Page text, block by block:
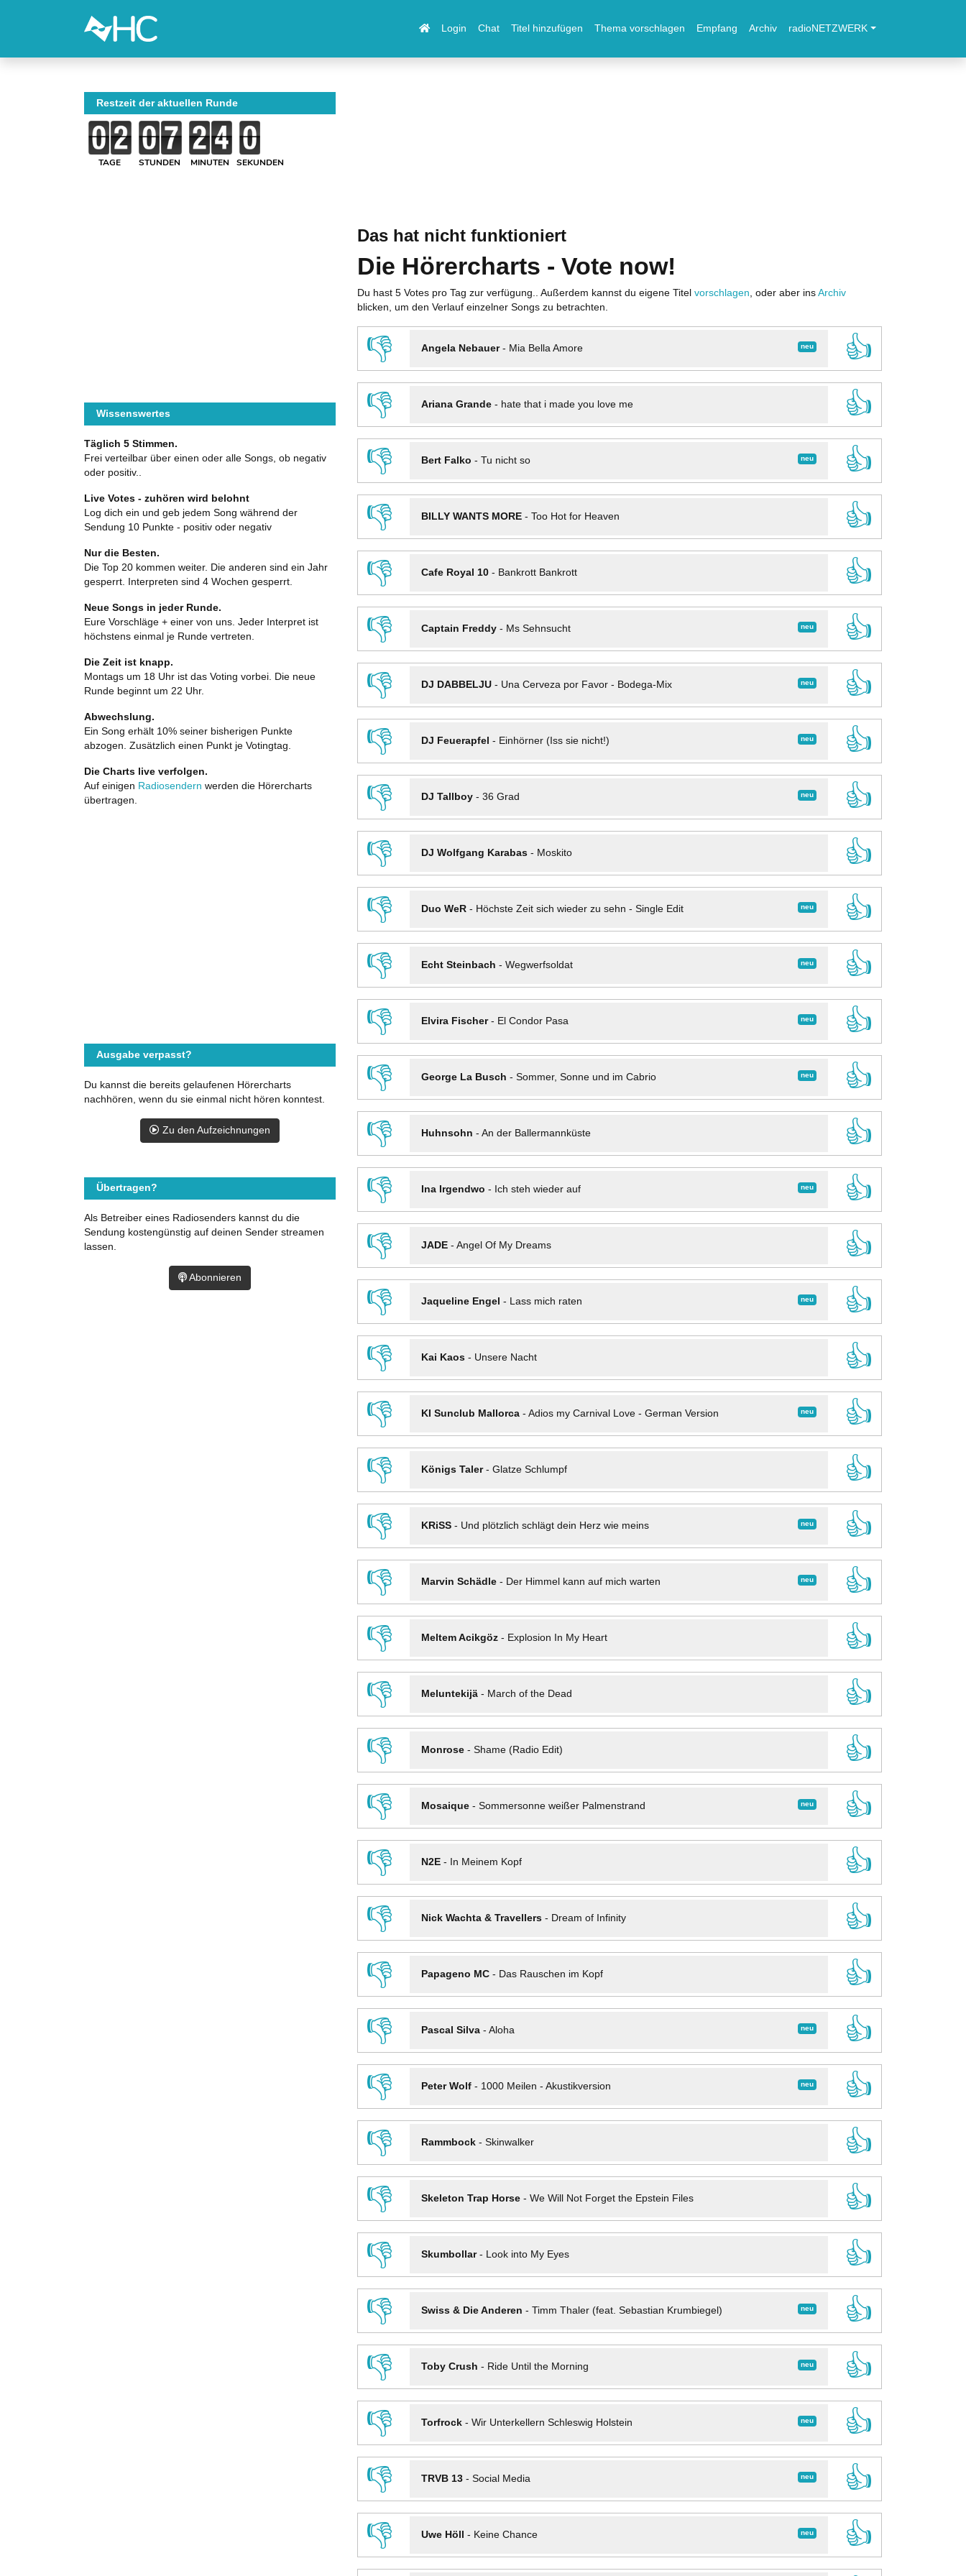
Login Chat Titel hinzufügen Thema vorschlagen Empfang Archiv radioNETZWERK
Das hat nicht funktioniert
Die Hörercharts - Vote now!
Du hast 5 Votes pro Tag zur verfügung.. Außerdem kannst du eigene Titel vorschlagen , oder aber ins Archiv
blicken, um den Verlauf einzelner Songs zu betrachten.
👎 neu
Angela Nebauer- Mia Bella Amore
👍
👎
Ariana Grande- hate that i made you love me
👍
👎
neu
Bert Falko - Tu nicht so
👍
👎
BILLY WANTS MORE- Too Hot for Heaven
👍
👎
Cafe Royal 10- Bankrott Bankrott
👍
👎
neu
Captain Freddy- Ms Sehnsucht
👍
👎
neu
DJ DABBELJU- Una Cerveza por Favor - Bodega-Mix
👍
👎
neu
DJ Feuerapfel - Einhörner (Iss sie nicht!)
👍
👎
neu
DJ Tallboy- 36 Grad
👍
👎
DJ Wolfgang Karabas- Moskito
👍
👎
neu
Duo WeR- Höchste Zeit sich wieder zu sehn - Single Edit
👍
👎
neu
Echt Steinbach - Wegwerfsoldat
👍
👎
neu
Elvira Fischer- El Condor Pasa
👍
👎
neu
George La Busch - Sommer, Sonne und im Cabrio
👍
👎
Huhnsohn - An der Ballermannküste
👍
👎
neu
Ina Irgendwo - Ich steh wieder auf
👍
👎
JADE- Angel Of My Dreams
👍
👎
neu
Jaqueline Engel - Lass mich raten
👍
👎
Kai Kaos- Unsere Nacht
👍
👎
neu
KI Sunclub Mallorca- Adios my Carnival Love - German Version
👍
👎
Königs Taler- Glatze Schlumpf
👍
👎
neu
KRiSS- Und plötzlich schlägt dein Herz wie meins
👍
👎
neu
Marvin Schädle- Der Himmel kann auf mich warten
👍
👎
Meltem Acikgöz- Explosion In My Heart
👍
👎
Meluntekijä- March of the Dead
👍
👎
Monrose- Shame (Radio Edit)
👍
👎
neu
Mosaique- Sommersonne weißer Palmenstrand
👍
👎
N2E- In Meinem Kopf
👍
👎
Nick Wachta & Travellers- Dream of Infinity
👍
👎
Papageno MC- Das Rauschen im Kopf
👍
👎
neu
Pascal Silva- Aloha
👍
👎
neu
Peter Wolf- 1000 Meilen - Akustikversion
👍
👎
Rammbock- Skinwalker
👍
👎
Skeleton Trap Horse- We Will Not Forget the Epstein Files
👍
👎
Skumbollar- Look into My Eyes
👍
👎
neu
Swiss & Die Anderen - Timm Thaler (feat. Sebastian Krumbiegel)
👍
👎
neu
Toby Crush - Ride Until the Morning
👍
👎
neu
Torfrock- Wir Unterkellern Schleswig Holstein
👍
👎
neu
TRVB 13- Social Media
👍
👎
neu
Uwe Höll - Keine Chance
👍
Restzeit der aktuellen Runde
TAGE STUNDEN MINUTEN SEKUNDEN
Wissenswertes
Täglich 5 Stimmen.
Frei verteilbar über einen oder alle Songs, ob negativ
oder positiv..
Live Votes - zuhören wird belohnt
Log dich ein und geb jedem Song während der
Sendung 10 Punkte - positiv oder negativ
Nur die Besten.
Die Top 20 kommen weiter. Die anderen sind ein Jahr
gesperrt. Interpreten sind 4 Wochen gesperrt.
Neue Songs in jeder Runde.
Eure Vorschläge + einer von uns. Jeder Interpret ist
höchstens einmal je Runde vertreten.
Die Zeit ist knapp.
Montags um 18 Uhr ist das Voting vorbei. Die neue
Runde beginnt um 22 Uhr.
Abwechslung.
Ein Song erhält 10% seiner bisherigen Punkte
abzogen. Zusätzlich einen Punkt je Votingtag.
Die Charts live verfolgen.
Auf einigen Radiosendern werden die Hörercharts
übertragen.
Ausgabe verpasst?
Du kannst die bereits gelaufenen Hörercharts
nachhören, wenn du sie einmal nicht hören konntest.
Zu den Aufzeichnungen
Übertragen?
Als Betreiber eines Radiosenders kannst du die
Sendung kostengünstig auf deinen Sender streamen
lassen.
Abonnieren